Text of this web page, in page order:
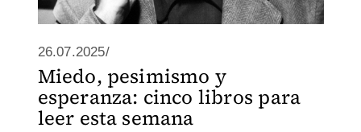
26.07.2025/
Miedo, pesimismo y
esperanza: cinco libros para
leer esta semana